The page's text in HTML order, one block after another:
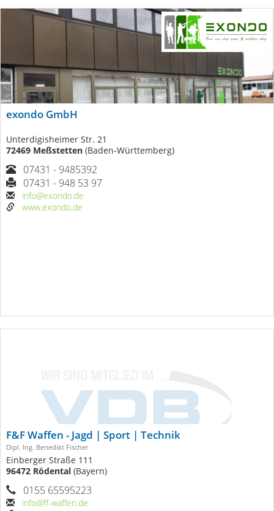
exondo GmbH
Unterdigisheimer Str. 21
72469 Meßstetten (Baden-Württemberg)
07431 - 9485392
07431 - 948 53 97
info@exondo.de
www.exondo.de
F&F Waffen - Jagd | Sport | Technik
Dipl. Ing. Benedikt Fischer
Einberger Straße 111
96472 Rödental (Bayern)
0155 65595223
info@ff-waffen.de